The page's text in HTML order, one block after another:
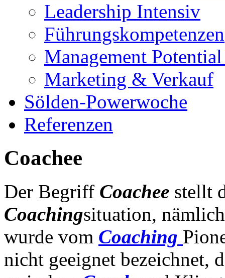
Leadership Intensiv
Führungskompetenzen
Management
Marketing & Verkauf
Sölden-Powerwoche
Referenzen
Coachee
Der Begriff Coachee stellt
Coachingsituation,
wurde vom Coaching
nicht geeignet bezeichnet,